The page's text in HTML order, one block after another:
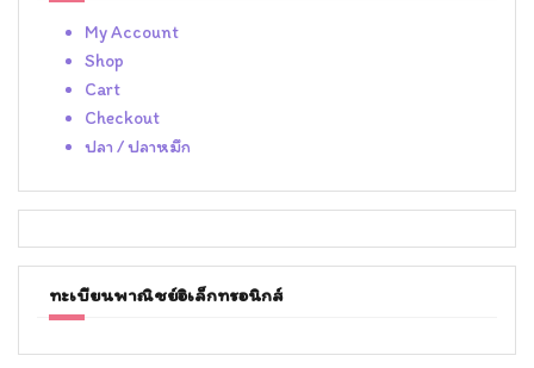
My Account
Shop
Cart
Checkout
ปลา / ปลาหมึก
ทะเบียนพาณิชย์อิเล็กทรอนิกส์